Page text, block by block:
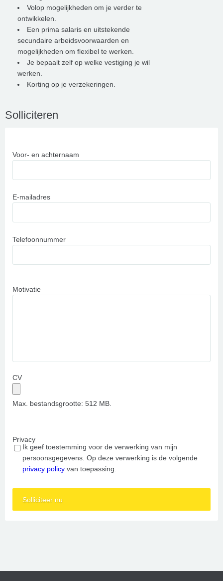
Volop mogelijkheden om je verder te
ontwikkelen.
Een prima salaris en uitstekende
secundaire arbeidsvoorwaarden en
mogelijkheden om flexibel te werken.
Je bepaalt zelf op welke vestiging je wil
werken.
Korting op je verzekeringen.
Solliciteren
Voor- en achternaam
E-mailadres
Telefoonnummer
Motivatie
CV
Max. bestandsgrootte: 512 MB.
Privacy
Ik geef toestemming voor de verwerking van mijn
persoonsgegevens. Op deze verwerking is de volgende
privacy policy van toepassing.